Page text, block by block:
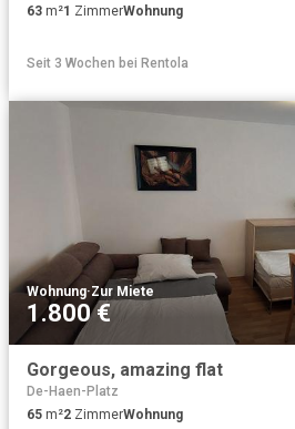
63 m²1 ZimmerWohnung
Seit 3 Wochen bei Rentola
Wohnung·Zur Miete
1.800 €
Gorgeous, amazing flat
De-Haen-Platz
65 m²2 ZimmerWohnung